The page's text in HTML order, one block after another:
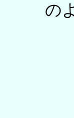
の